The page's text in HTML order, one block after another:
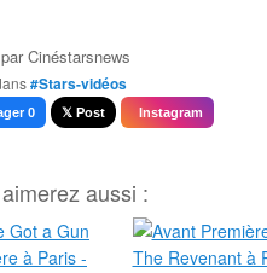
Cinéstarsnews
#Stars-vidéos
0 𝕏 Post Instagram
aussi :